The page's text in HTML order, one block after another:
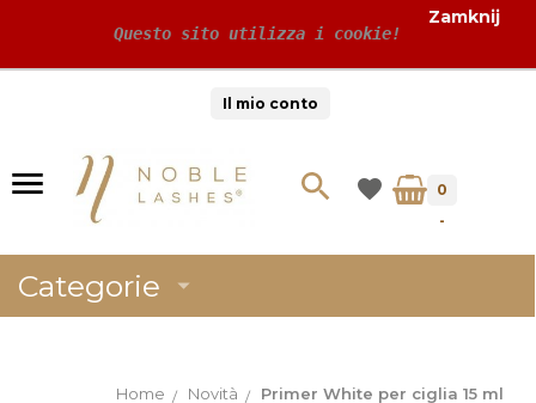
Questo sito utilizza i cookie!
Zamknij
Il mio conto
0
-
Categorie
Home Novità Primer White per ciglia 15 ml